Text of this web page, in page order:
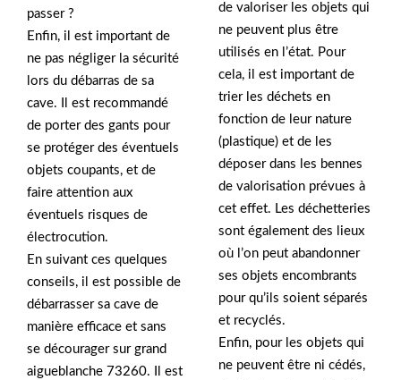
passer ?
Enfin, il est important de
ne pas négliger la sécurité
lors du débarras de sa
cave. Il est recommandé
de porter des gants pour
se protéger des éventuels
objets coupants, et de
faire attention aux
éventuels risques de
électrocution.
En suivant ces quelques
conseils, il est possible de
débarrasser sa cave de
manière efficace et sans
se décourager sur grand
aigueblanche 73260. Il est
de valoriser les objets qui
ne peuvent plus être
utilisés en l’état. Pour
cela, il est important de
trier les déchets en
fonction de leur nature
(plastique) et de les
déposer dans les bennes
de valorisation prévues à
cet effet. Les déchetteries
sont également des lieux
où l’on peut abandonner
ses objets encombrants
pour qu’ils soient séparés
et recyclés.
Enfin, pour les objets qui
ne peuvent être ni cédés,